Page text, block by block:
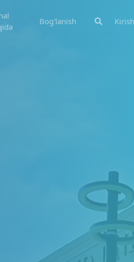
Bog'lanish Kirish